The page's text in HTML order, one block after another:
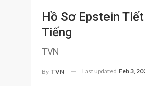
Hồ Sơ Epstein
Tiếng
TVN
By TVN Last updated Feb 3,